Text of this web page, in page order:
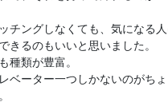
チングしなくても、気になる
きるのもいいと思いました。
種類が豊富。
ベーター一つしかないのがち